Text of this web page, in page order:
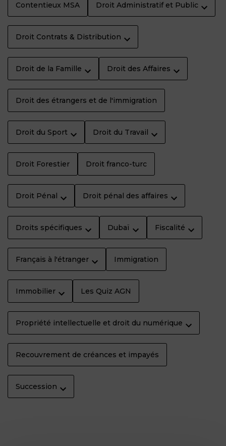
Contentieux MSA Droit Administratif et Public
Droit Contrats & Distribution
Droit de la Famille Droit des Affaires
Droit des étrangers et de l'immigration
Droit du Sport Droit du Travail
Droit Forestier Droit franco-turc
Droit Pénal Droit pénal des affaires
Droits spécifiques Dubaï Fiscalité
Français à l'étranger Immigration
Immobilier Les Quiz AGN
Propriété intellectuelle et droit du numérique
Recouvrement de créances et impayés
Succession